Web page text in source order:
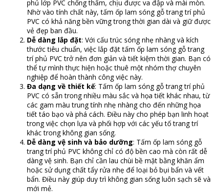
phủ lớp PVC chống thấm, chịu được va đập và mài mòn.
Nhờ vào tính chất này, tấm ốp lam sóng gỗ trang trí phủ
PVC có khả năng bền vững trong thời gian dài và giữ được
vẻ đẹp ban đầu.
Dễ dàng lắp đặt: Với cấu trúc sóng nhẹ nhàng và kích
thước tiêu chuẩn, việc lắp đặt tấm ốp lam sóng gỗ trang
trí phủ PVC trở nên đơn giản và tiết kiệm thời gian. Bạn có
thể tự mình thực hiện hoặc thuê một nhóm thợ chuyên
nghiệp để hoàn thành công việc này.
Đa dạng về thiết kế: Tấm ốp lam sóng gỗ trang trí phủ
PVC có sẵn trong nhiều màu sắc và họa tiết khác nhau, từ
các gam màu trung tính nhẹ nhàng cho đến những họa
tiết táo bạo và phá cách. Điều này cho phép bạn linh hoạt
trong việc chọn lựa và phối hợp với các yếu tố trang trí
khác trong không gian sống.
Dễ dàng vệ sinh và bảo dưỡng: Tấm ốp lam sóng gỗ
trang trí phủ PVC không chỉ có độ bền cao mà còn rất dễ
dàng vệ sinh. Bạn chỉ cần lau chùi bề mặt bằng khăn ẩm
hoặc sử dụng chất tẩy rửa nhẹ để loại bỏ bụi bẩn và vết
bẩn. Điều này giúp duy trì không gian sống luôn sạch sẽ và
mới mẻ.